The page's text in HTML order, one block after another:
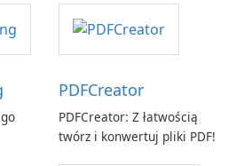
PDFCreator
PDFCreator: Z łatwością
twórz i konwertuj pliki PDF!